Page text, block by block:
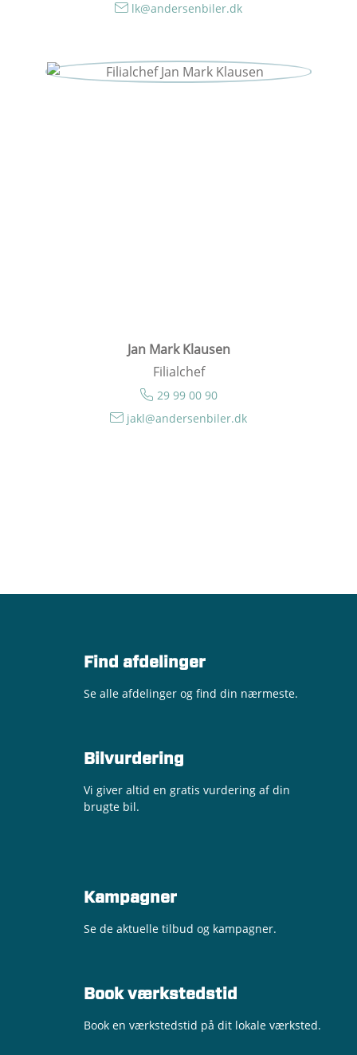
lk@andersenbiler.dk
Jan Mark Klausen
Filialchef
29 99 00 90
jakl@andersenbiler.dk
Casper Svensson
Anders Poppelvig
Flåde ansvarlig
Jørgen Mathiasen
Bjarne Pedersen
Reservedelskonsulent
Leif Køhlert
Pladeværkfører
Jan Mark Klausen
Find afdelinger
Se alle afdelinger og find din nærmeste.
Bilvurdering
Vi giver altid en gratis vurdering af din
brugte bil.
Kampagner
Se de aktuelle tilbud og kampagner.
Book værkstedstid
Book en værkstedstid på dit lokale værksted.